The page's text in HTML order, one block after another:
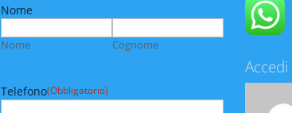
Nome
Nome Cognome
Telefono(Obbligatorio)
Accedi